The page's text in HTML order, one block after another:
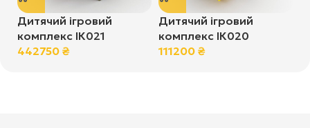
Дитячий ігровий
комплекс ІК021
442750 ₴
Дитячий ігровий
комплекс ІК020
111200 ₴